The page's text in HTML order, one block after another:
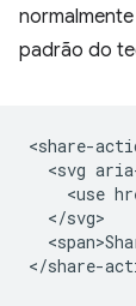
padrão do
<share-
<svg
<use
  </svg>